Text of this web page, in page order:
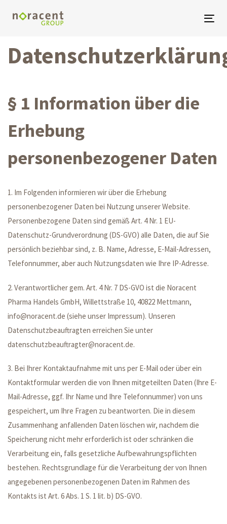
überspringen
primären
springen
Zum
§ 1 Information über die
Erhebung
personenbezogener Daten
1. Im Folgenden informieren wir über die Erhebung
personenbezogener Daten bei Nutzung unserer Website.
Personenbezogene Daten sind gemäß Art. 4 Nr. 1 EU-
Datenschutz-Grundverordnung (DS-GVO) alle Daten, die auf Sie
persönlich beziehbar sind, z. B. Name, Adresse, E-Mail-Adressen,
Telefonnummer, aber auch Nutzungsdaten wie Ihre IP-Adresse.
2. Verantwortlicher gem. Art. 4 Nr. 7 DS-GVO ist die Noracent
Pharma Handels GmbH, Willettstraße 10, 40822 Mettmann,
info@noracent.de (siehe unser Impressum). Unseren
Datenschutzbeauftragten erreichen Sie unter
datenschutzbeauftragter@noracent.de.
3. Bei Ihrer Kontaktaufnahme mit uns per E-Mail oder über ein
Kontaktformular werden die von Ihnen mitgeteilten Daten (Ihre E-
Mail-Adresse, ggf. Ihr Name und Ihre Telefonnummer) von uns
gespeichert, um Ihre Fragen zu beantworten. Die in diesem
Zusammenhang anfallenden Daten löschen wir, nachdem die
Speicherung nicht mehr erforderlich ist oder schränken die
Verarbeitung ein, falls gesetzliche Aufbewahrungspflichten
bestehen. Rechtsgrundlage für die Verarbeitung der von Ihnen
angegebenen personenbezogenen Daten im Rahmen des
Kontakts ist Art. 6 Abs. 1 S. 1 lit. b) DS-GVO.